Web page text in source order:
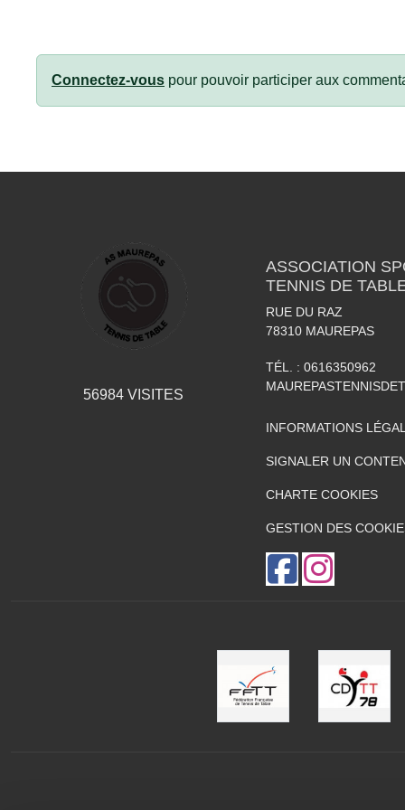
Connectez-vous pour pouvoir participer aux
56984VISITES
ASSOCIATION
TENNIS DE
RUE DU RAZ
78310 MAUREPAS
TÉL. : 0616350962
INFORMATIONS
SIGNALER UN
CHARTE COOKIES
GESTION DES